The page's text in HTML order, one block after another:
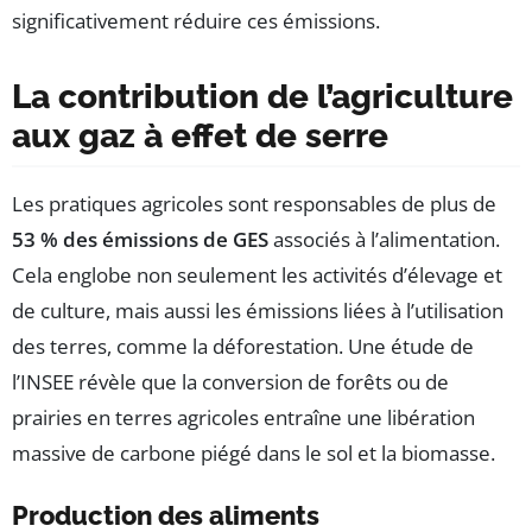
significativement réduire ces émissions.
La contribution de l’agriculture
aux gaz à effet de serre
Les pratiques agricoles sont responsables de plus de
53 % des émissions de GESassociés à l’alimentation.
Cela englobe non seulement les activités d’élevage et
de culture, mais aussi les émissions liées à l’utilisation
des terres, comme la déforestation. Une étude de
l’INSEE révèle que la conversion de forêts ou de
prairies en terres agricoles entraîne une libération
massive de carbone piégé dans le sol et la biomasse.
Production des aliments